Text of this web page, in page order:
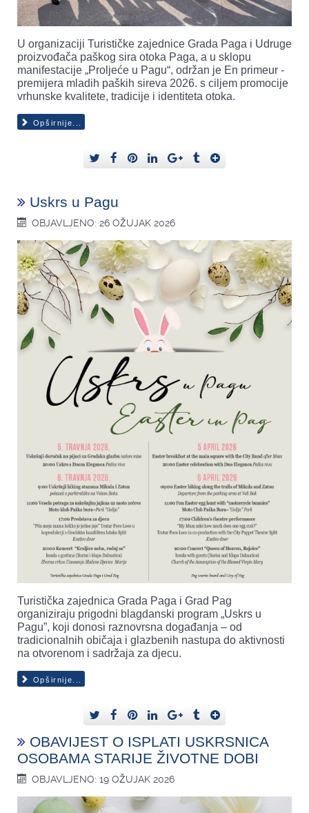
U organizaciji Turističke zajednice Grada Paga i Udruge
proizvođača paškog sira otoka Paga, a u sklopu
manifestacije „Proljeće u Pagu“, održan je En primeur -
premijera mladih paških sireva 2026. s ciljem promocije
vrhunske kvalitete, tradicije i identiteta otoka.
Opširnije...
Uskrs u Pagu
OBJAVLJENO: 26 OŽUJAK 2026
Turistička zajednica Grada Paga i Grad Pag
organiziraju prigodni blagdanski program „Uskrs u
Pagu”, koji donosi raznovrsna događanja – od
tradicionalnih običaja i glazbenih nastupa do aktivnosti
na otvorenom i sadržaja za djecu.
Opširnije...
OBAVIJEST O ISPLATI USKRSNICA
OSOBAMA STARIJE ŽIVOTNE DOBI
OBJAVLJENO: 19 OŽUJAK 2026